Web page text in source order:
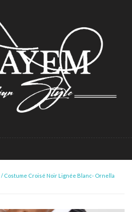
/ Costume Croisé Noir Lignée Blanc- Ornella